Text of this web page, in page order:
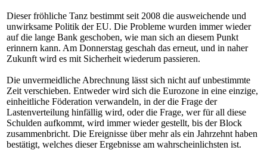
Dieser fröhliche Tanz bestimmt seit 2008 die ausweichende und
unwirksame Politik der EU. Die Probleme wurden immer wieder
auf die lange Bank geschoben, wie man sich an diesem Punkt
erinnern kann. Am Donnerstag geschah das erneut, und in naher
Zukunft wird es mit Sicherheit wiederum passieren.
Die unvermeidliche Abrechnung lässt sich nicht auf unbestimmte
Zeit verschieben. Entweder wird sich die Eurozone in eine einzige,
einheitliche Föderation verwandeln, in der die Frage der
Lastenverteilung hinfällig wird, oder die Frage, wer für all diese
Schulden aufkommt, wird immer wieder gestellt, bis der Block
zusammenbricht. Die Ereignisse über mehr als ein Jahrzehnt haben
bestätigt, welches dieser Ergebnisse am wahrscheinlichsten ist.